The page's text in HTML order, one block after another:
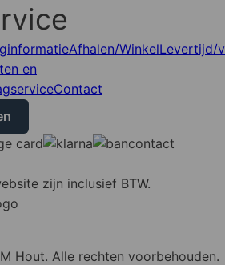
Afhalen/WinkelLevertijd/
en
Contact
zijn inclusief BTW.
Hout. Alle rechten voorbehouden.